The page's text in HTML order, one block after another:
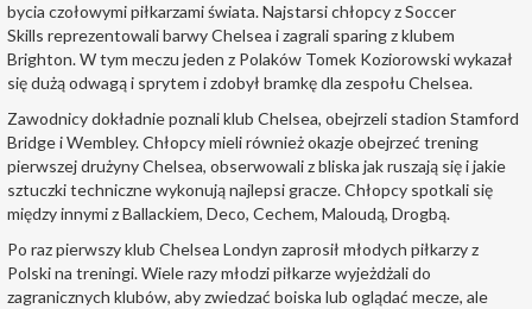
bycia czołowymi piłkarzami świata. Najstarsi chłopcy z Soccer
Skills reprezentowali barwy Chelsea i zagrali sparing z klubem
Brighton. W tym meczu jeden z Polaków Tomek Koziorowski wykazał
się dużą odwagą i sprytem i zdobył bramkę dla zespołu Chelsea.
Zawodnicy dokładnie poznali klub Chelsea, obejrzeli stadion Stamford
Bridge i Wembley. Chłopcy mieli również okazje obejrzeć trening
pierwszej drużyny Chelsea, obserwowali z bliska jak ruszają się i jakie
sztuczki techniczne wykonują najlepsi gracze. Chłopcy spotkali się
między innymi z Ballackiem, Deco, Cechem, Maloudą, Drogbą.
Po raz pierwszy klub Chelsea Londyn zaprosił młodych piłkarzy z
Polski na treningi. Wiele razy młodzi piłkarze wyjeżdżali do
zagranicznych klubów, aby zwiedzać boiska lub oglądać mecze, ale